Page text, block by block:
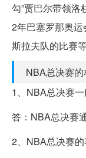
勾”贾巴尔带领
2年巴塞罗那奥
斯拉夫队的比赛等
NBA总决赛
1、NBA总决赛
答：NBA总决赛
2、NBA总决赛